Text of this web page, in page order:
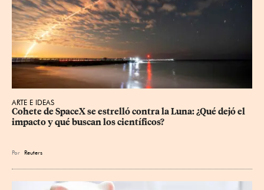
ARTE E IDEAS
Cohete de SpaceX se estrelló contra la Luna: ¿Qué dejó el
impacto y qué buscan los científicos?
Por Reuters